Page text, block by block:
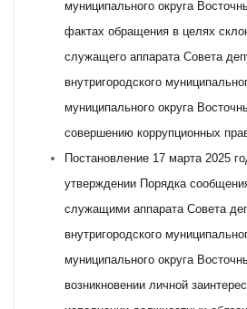
муниципального округа
фактах обращения в целях
служащего аппарата Совета
внутригородского
муниципального округа
совершению коррупционных
Постановление 17 марта 2025
утверждении Порядка
служащими аппарата Совета
внутригородского
муниципального округа
возникновении личной